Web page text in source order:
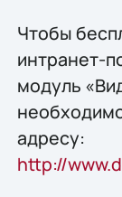
Чтобы
интранет-
модуль
адресу:
http://